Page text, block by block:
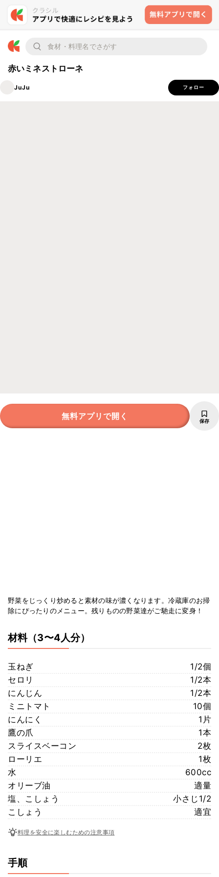
赤いミネストローネ
JuJu フォロー
無料アプリで開く 保存
野菜をじっくり炒めると素材の味が濃くなります。冷蔵庫のお掃
除にぴったりのメニュー。残りものの野菜達がご馳走に変身！
材料（3〜4人分）
玉ねぎ
1/2個
セロリ
1/2本
にんじん
1/2本
ミニトマト
10個
にんにく
1片
鷹の爪
1本
スライスベーコン
2枚
ローリエ
1枚
水
600cc
オリーブ油
適量
塩、こしょう
小さじ1/2
こしょう
適宜
料理を安全に楽しむための注意事項
手順